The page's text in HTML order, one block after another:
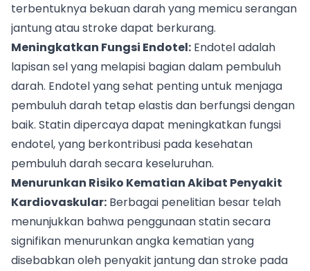
terbentuknya bekuan darah yang memicu serangan
jantung atau stroke dapat berkurang.
Meningkatkan Fungsi Endotel: Endotel adalah
lapisan sel yang melapisi bagian dalam pembuluh
darah. Endotel yang sehat penting untuk menjaga
pembuluh darah tetap elastis dan berfungsi dengan
baik. Statin dipercaya dapat meningkatkan fungsi
endotel, yang berkontribusi pada kesehatan
pembuluh darah secara keseluruhan.
Menurunkan Risiko Kematian Akibat Penyakit
Kardiovaskular: Berbagai penelitian besar telah
menunjukkan bahwa penggunaan statin secara
signifikan menurunkan angka kematian yang
disebabkan oleh penyakit jantung dan stroke pada